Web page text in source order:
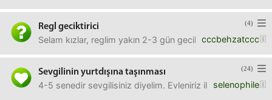
(4)
Regl geciktirici
cccbehzatccc
Selam kızlar, reglim yakın 2-3 gün gecikmesine
(24)
Sevgilinin yurtdışına taşınması
selenophile
4-5 senedir sevgilisiniz diyelim. Evleniriz ileride diye de